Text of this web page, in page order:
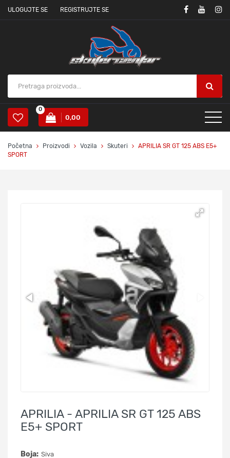
ULOGUJTE SE REGISTRUJTE SE
0
0,00
Početna Proizvodi Vozila Skuteri
APRILIA SR GT 125 ABS E5+
SPORT
APRILIA - APRILIA SR GT 125 ABS
E5+ SPORT
Boja: Siva